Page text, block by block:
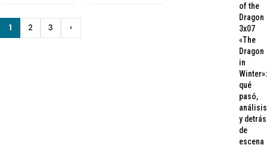
Paginación
1 2 3 ›
of the
Dragon
3x07
«The
Dragon
in
Winter»:
qué
pasó,
análisis
y detrás
de
escena